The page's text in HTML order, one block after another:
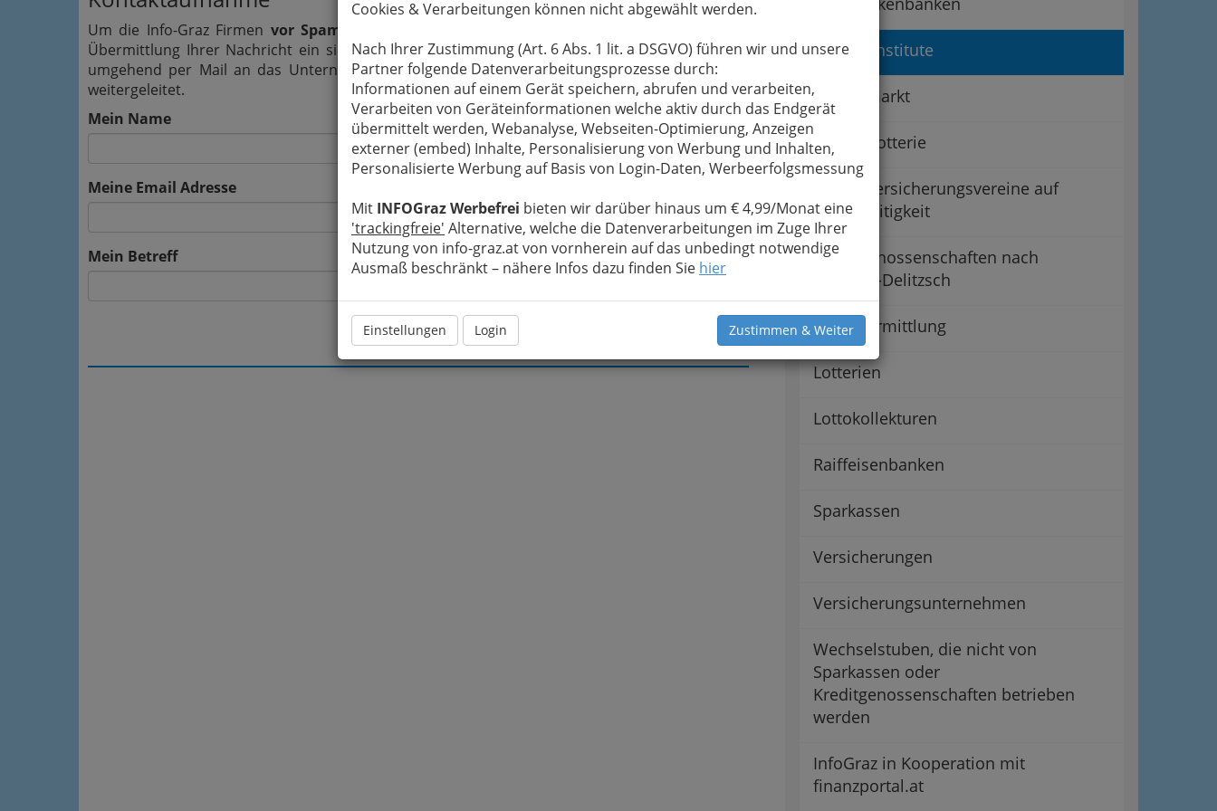
Cookies & Verarbeitungen können nicht abgewählt werden.
Nach Ihrer Zustimmung (Art. 6 Abs. 1 lit. a DSGVO) führen wir und unsere
Partner folgende Datenverarbeitungsprozesse durch:
Informationen auf einem Gerät speichern, abrufen und verarbeiten,
Verarbeiten von Geräteinformationen welche aktiv durch das Endgerät
übermittelt werden, Webanalyse, Webseiten-Optimierung, Anzeigen
externer (embed) Inhalte, Personalisierung von Werbung und Inhalten,
Personalisierte Werbung auf Basis von Login-Daten, Werbeerfolgsmessung
Mit INFOGraz Werbefrei bieten wir darüber hinaus um € 4,99/Monat eine
'trackingfreie' Alternative, welche die Datenverarbeitungen im Zuge Ihrer
Nutzung von info-graz.at von vornherein auf das unbedingt notwendige
Ausmaß beschränkt – nähere Infos dazu finden Sie hier
Einstellungen Login Zustimmen & Weiter
Um die Info-Graz Firmen vor Spam-Mails zu bewahren
Übermittlung Ihrer Nachricht ein sicheres Formular. Ihre Nachricht wird nach dem Absenden
umgehend per Mail an das Unternehmen AKV EUROPA - Alpenländischer Kreditorenverband
weitergeleitet.
Mein Name
Meine Email Adresse
Mein Betreff
Meine Nachricht
Meine Nachricht senden
Inkassoinstitute
Kapitalmarkt
Klassenlotterie
Kleine Versicherungsvereine auf
Gegenseitigkeit
Kreditgenossenschaften nach
Schultze-Delitzsch
Kreditvermittlung
Lotterien
Lottokollekturen
Raiffeisenbanken
Sparkassen
Versicherungen
Versicherungsunternehmen
Wechselstuben, die nicht von
Sparkassen oder
Kreditgenossenschaften betrieben
werden
InfoGraz in Kooperation mit
finanzportal.at